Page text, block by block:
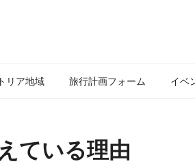
リア地域 旅行計画フォーム イベ
ている理由